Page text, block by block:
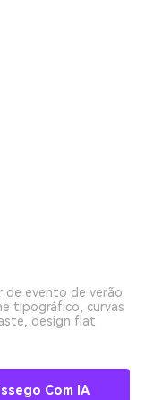
de evento de verão
tipográfico, curvas
design flat
Com IA